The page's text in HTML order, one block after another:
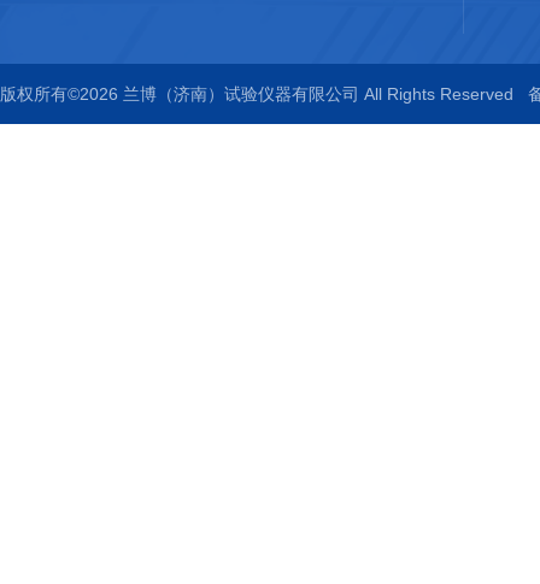
版权所有©2026 兰博（济南）试验仪器有限公司 All Rights Reserved